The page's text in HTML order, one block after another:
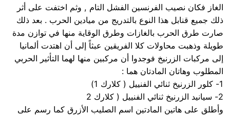
الغاز فكان نصيب الفرنسين الفشل التام , وثم اختفت على أثر
ذلك جميع قنابل هذا النوع بالتدريج من ميادين الحرب . بعد ذلك
صارت طرق الحرب بالغازات وطرق الوقاية منها في توازن مدة
طويلة وذهبت محاولات كلا الفريقين عبثاً إلى أن اهتدت ألمانيا
إلى مركبات الزرنيخ فوجدوا أن مركبين منها لهما التأثير الحربي
المطلوب وهاتان المادتان هما :
1- كلور الزرنيخ ثنائي الفنييل ( كلارك 1)
2- سيانيد الزرنيخ ثنائي الفنييل ( كلارك 2
وأطلق على هاتين المادتين اسم الصليب الأزرق كما رسم على